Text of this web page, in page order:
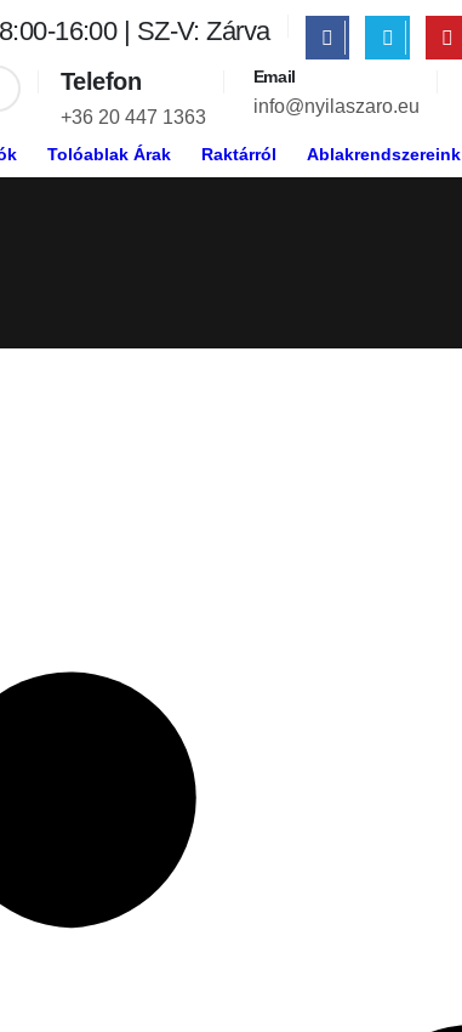
16:00 | SZ-V: Zárva
Telefon
+36 20 447 1363
Email
info@nyilaszaro.eu
Tolóablak Árak Raktárról Ablakrendszereink